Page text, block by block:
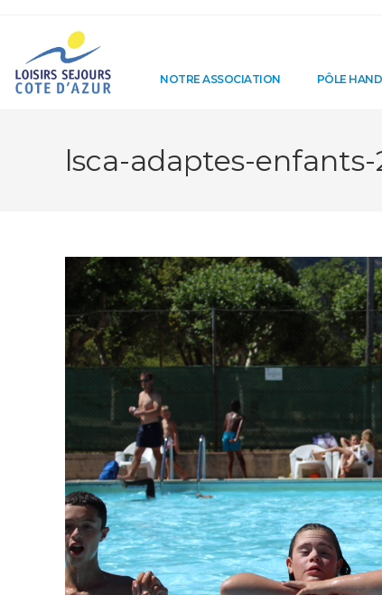
NOTRE ASSOCIATION PÔLE
lsca-adaptes-enfants-